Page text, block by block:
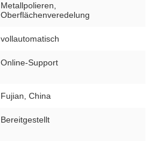
Metallpolieren,
Oberflächenveredelung
vollautomatisch
Online-Support
Fujian, China
Bereitgestellt